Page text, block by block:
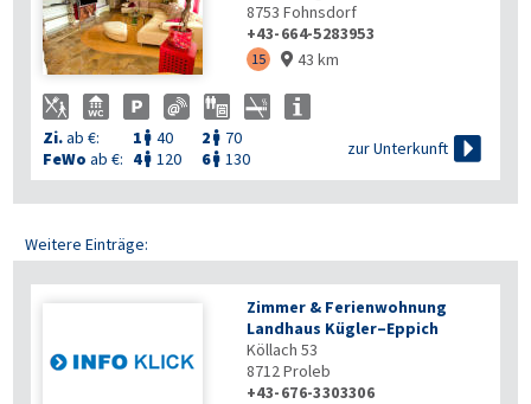
8753 Fohnsdorf
+43-664-5283953
15  43 km
Zi.ab €: 1  40 2  70
FeWo ab €: 4 120 6 130
zur Unterkunft 
Weitere Einträge:
Zimmer & Ferienwohnung
Landhaus Kügler–Eppich
Köllach 53
8712Proleb
+43-676-3303306